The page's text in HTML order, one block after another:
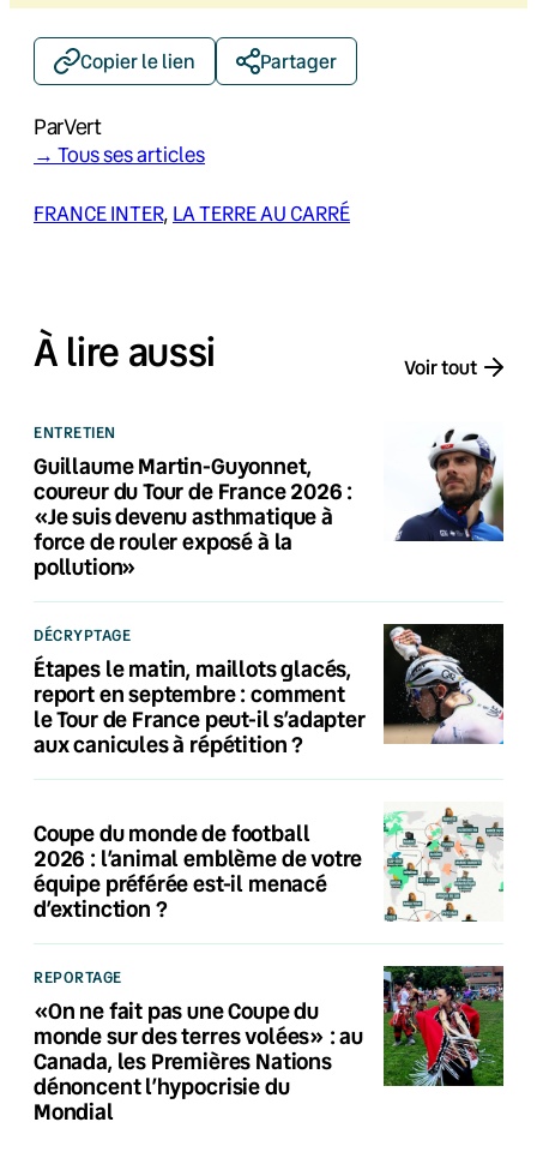
Copier le lien Partager
ParVert
→ Tous ses articles
FRANCE INTER, LA TERRE AU CARRÉ
À lire aussi Voir tout
ENTRETIEN
Guillaume Martin-Guyonnet,
coureur du Tour de France 2026 :
«Je suis devenu asthmatique à
force de rouler exposé à la
pollution»
DÉCRYPTAGE
Étapes le matin, maillots glacés,
report en septembre : comment
le Tour de France peut-il s’adapter
aux canicules à répétition ?
Coupe du monde de football
2026 : l’animal emblème de votre
équipe préférée est-il menacé
d’extinction ?
REPORTAGE
«On ne fait pas une Coupe du
monde sur des terres volées» : au
Canada, les Premières Nations
dénoncent l’hypocrisie du
Mondial